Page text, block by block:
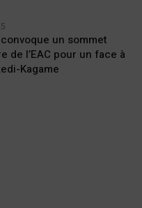
un sommet
de l’EAC pour un face à
Kagame